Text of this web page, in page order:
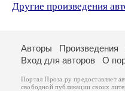
Другие произведения
Авторы Произведения
Вход для авторов
О
Портал Проза.ру предоставляет
свободной публикации своих